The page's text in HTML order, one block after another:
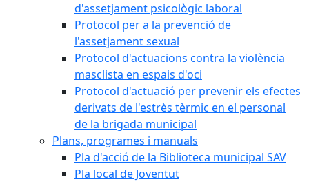
d'assetjament psicològic laboral
Protocol per a la prevenció de
l'assetjament sexual
Protocol d'actuacions contra la violència
masclista en espais d'oci
Protocol d'actuació per prevenir els efectes
derivats de l'estrès tèrmic en el personal
de la brigada municipal
Plans, programes i manuals
Pla d'acció de la Biblioteca municipal SAV
Pla local de Joventut